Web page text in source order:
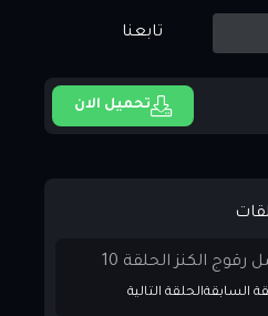
تابعنا
تحميل الان
الكنز الحلقة 10
السابقةالحلقة التالية